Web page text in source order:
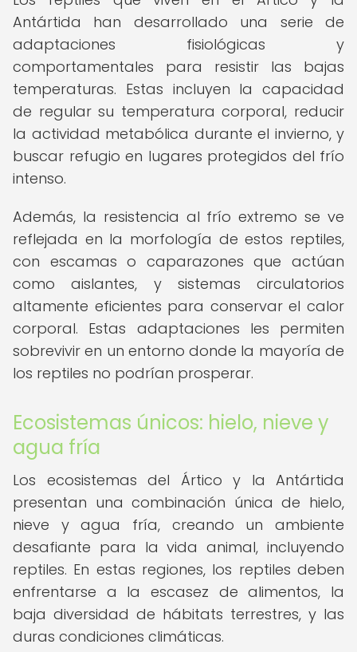
Antártida han desarrollado una serie de
adaptaciones fisiológicas y
comportamentales para resistir las bajas
temperaturas. Estas incluyen la capacidad
de regular su temperatura corporal, reducir
la actividad metabólica durante el invierno, y
buscar refugio en lugares protegidos del frío
intenso.
Además, la resistencia al frío extremo se ve
reflejada en la morfología de estos reptiles,
con escamas o caparazones que actúan
como aislantes, y sistemas circulatorios
altamente eficientes para conservar el calor
corporal. Estas adaptaciones les permiten
sobrevivir en un entorno donde la mayoría de
los reptiles no podrían prosperar.
Ecosistemas únicos: hielo, nieve y
agua fría
Los ecosistemas del Ártico y la Antártida
presentan una combinación única de hielo,
nieve y agua fría, creando un ambiente
desafiante para la vida animal, incluyendo
reptiles. En estas regiones, los reptiles deben
enfrentarse a la escasez de alimentos, la
baja diversidad de hábitats terrestres, y las
duras condiciones climáticas.